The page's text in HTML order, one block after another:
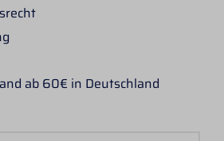
ab 60€ in Deutschland